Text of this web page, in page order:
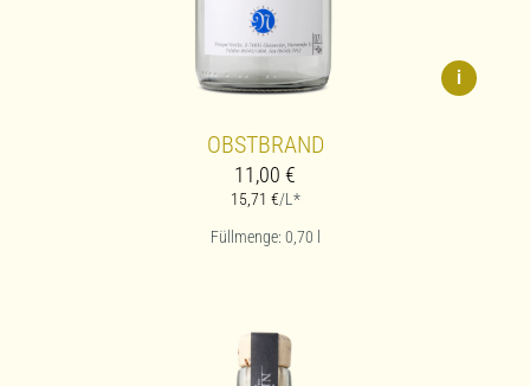
i
OBSTBRAND
11,00 €
15,71 €/L*
Füllmenge: 0,70 l